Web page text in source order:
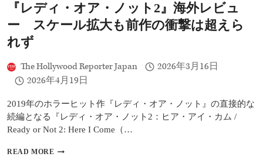
『レディ・オア・ノット2』海外レビュ
ー スケール拡大も前作の衝撃は超えら
れず
The Hollywood Reporter Japan
2026年3月16日
2026年4月19日
2019年のホラーヒット作『レディ・オア・ノット』の直接的な
続編となる『レディ・オア・ノット2：ヒア・アイ・カム /
Ready or Not 2: Here I Come（…
READ MORE 『レ